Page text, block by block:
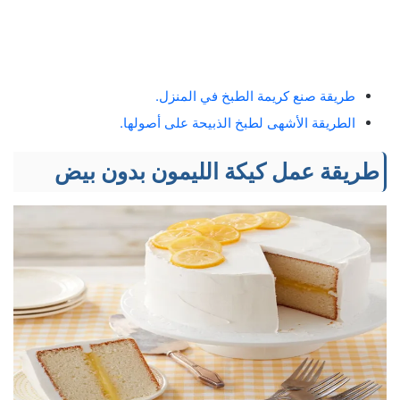
طريقة صنع كريمة الطبخ في المنزل.
الطريقة الأشهى لطبخ الذبيحة على أصولها.
طريقة عمل كيكة الليمون بدون بيض